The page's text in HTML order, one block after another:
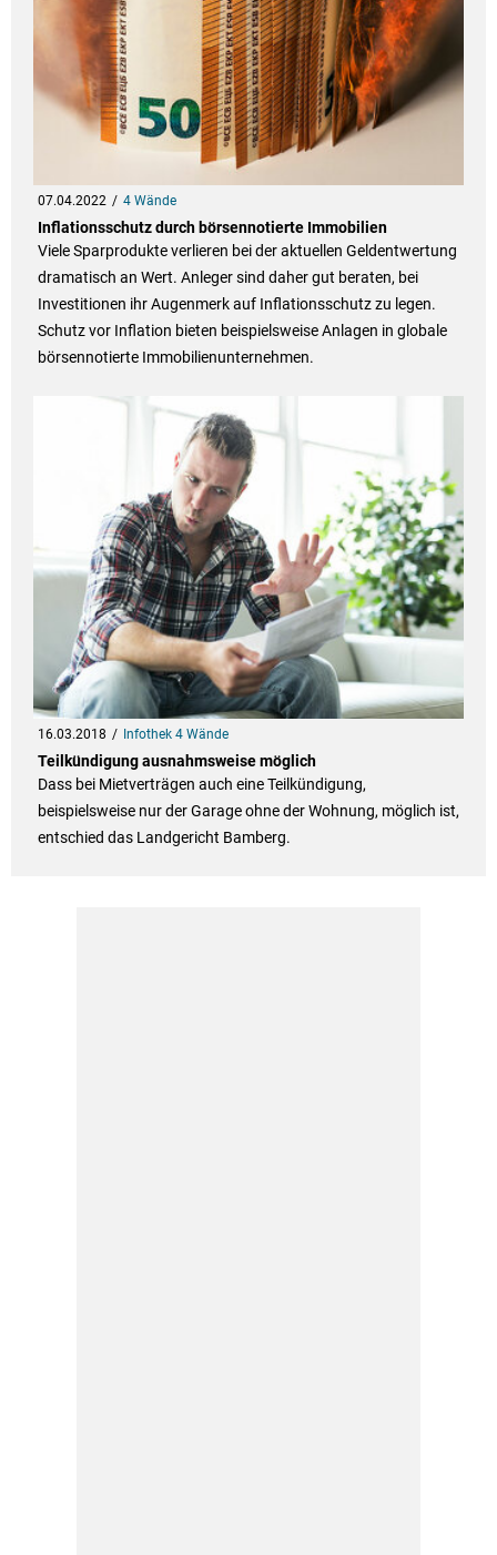
07.04.2022 4 Wände
Inflationsschutz durch börsennotierte Immobilien
Viele Sparprodukte verlieren bei der aktuellen Geldentwertung
dramatisch an Wert. Anleger sind daher gut beraten, bei
Investitionen ihr Augenmerk auf Inflationsschutz zu legen.
Schutz vor Inflation bieten beispielsweise Anlagen in globale
börsennotierte Immobilienunternehmen.
16.03.2018 Infothek 4 Wände
Teilkündigung ausnahmsweise möglich
Dass bei Mietverträgen auch eine Teilkündigung,
beispielsweise nur der Garage ohne der Wohnung, möglich ist,
entschied das Landgericht Bamberg.